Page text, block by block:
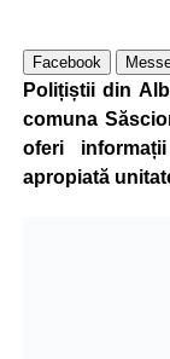
Facebook
Polițiștii din
comuna
oferi
apropiată